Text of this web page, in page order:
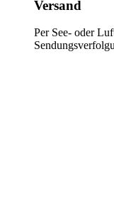
Versand
Per See- oder